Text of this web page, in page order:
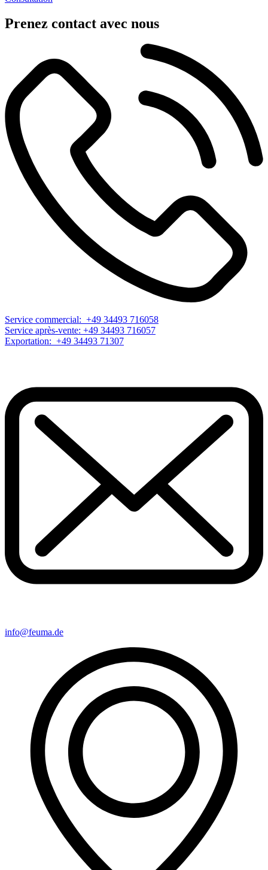
Prenez contact avec nous
Service commercial: +49 34493 716058
Service après-vente: +49 34493 716057
Exportation: +49 34493 71307
info@feuma.de